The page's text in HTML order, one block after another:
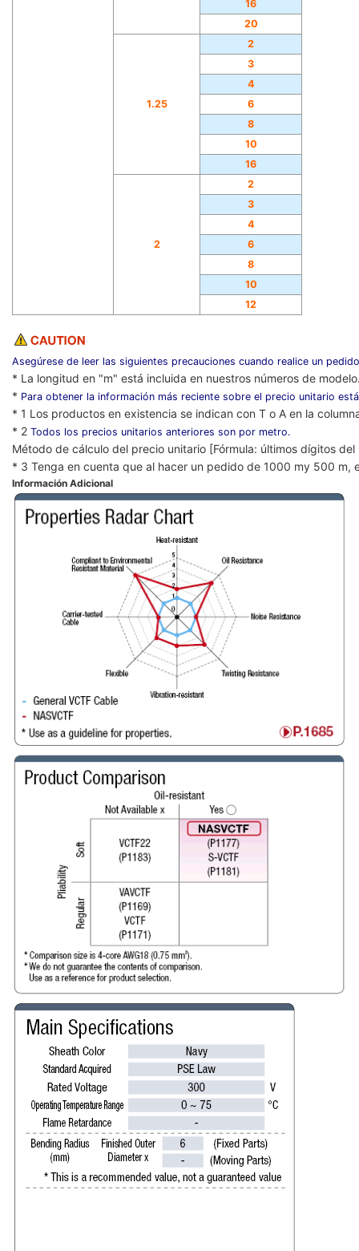
16
20
1.25
2
3
4
6
8
10
16
2
2
3
4
6
8
10
12
Asegúrese de leer las siguientes precauciones cuando realice un
* La longitud en "m" está incluida en nuestros números de
* Para obtener la información más reciente sobre el precio unitario
* 1 Los productos en existencia se indican con T o A en la
* 2 Todos los precios unitarios anteriores son por metro.
Método de cálculo del precio unitario [Fórmula: últimos dígitos
* 3 Tenga en cuenta que al hacer un pedido de 1000 my 500
Información Adicional